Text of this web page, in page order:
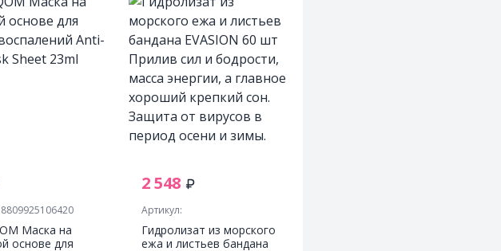
Маска на
основе для
2 548
Артикул:
Гидролизат из морского
ежа и листьев бандана